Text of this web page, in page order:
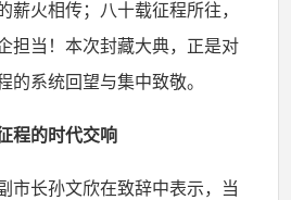
薪火相传；八十载征程所往，
担当！本次封藏大典，正是对
的系统回望与集中致敬。
程的时代交响
市长孙文欣在致辞中表示，当